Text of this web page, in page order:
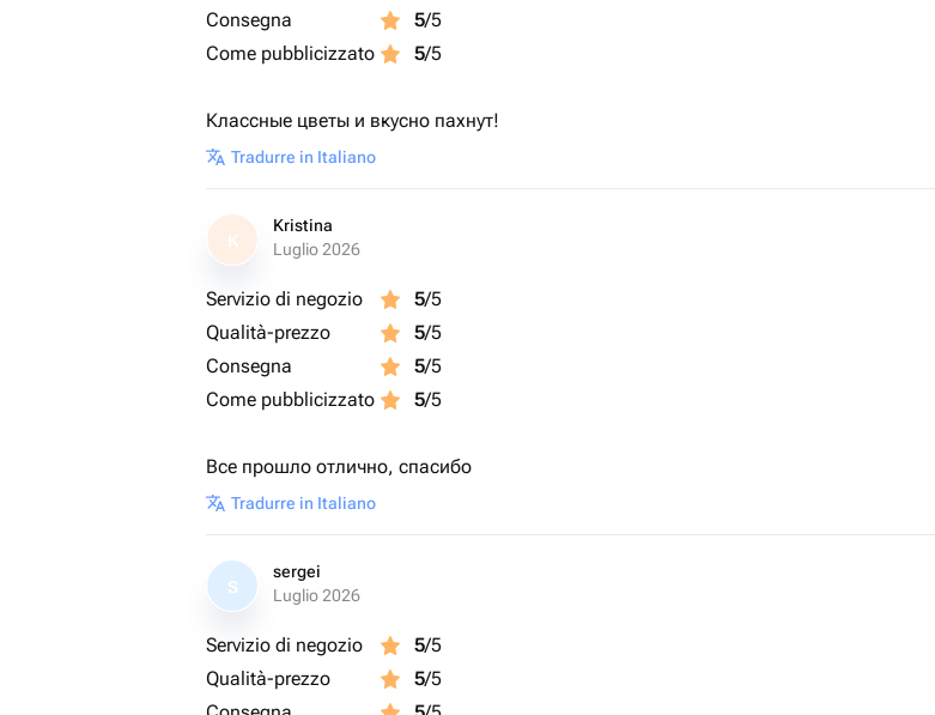
Consegna
5/5
Come pubblicizzato
5/5
Классные цветы и вкусно пахнут!
Tradurre in Italiano
K
Kristina
Luglio 2026
Servizio di negozio 5/5
Qualità-prezzo
5/5
Consegna
5/5
Come pubblicizzato
5/5
Все прошло отлично, спасибо
Tradurre in Italiano
S
sergei
Luglio 2026
Servizio di negozio 5/5
Qualità-prezzo
5/5